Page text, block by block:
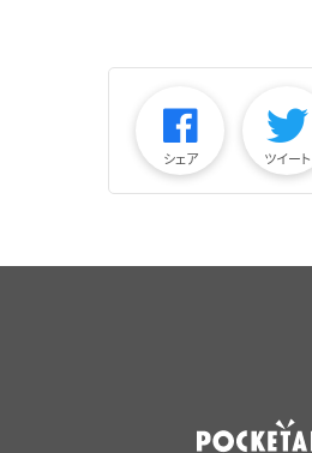
シェア ツイート